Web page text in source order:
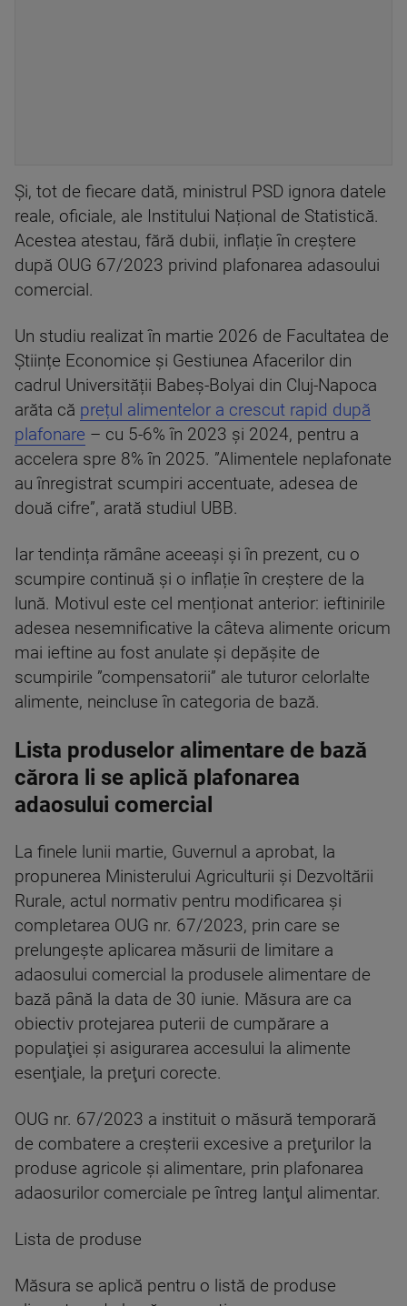
Și, tot de fiecare dată, ministrul PSD ignora datele
reale, oficiale, ale Institului Național de Statistică.
Acestea atestau, fără dubii, inflație în creștere
după OUG 67/2023 privind plafonarea adasoului
comercial.
Un studiu realizat în martie 2026 de Facultatea de
Științe Economice și Gestiunea Afacerilor din
cadrul Universității Babeș-Bolyai din Cluj-Napoca
arăta că prețul alimentelor a crescut rapid după
plafonare – cu 5-6% în 2023 și 2024, pentru a
accelera spre 8% în 2025. ”Alimentele neplafonate
au înregistrat scumpiri accentuate, adesea de
două cifre”, arată studiul UBB.
Iar tendința rămâne aceeași și în prezent, cu o
scumpire continuă și o inflație în creștere de la
lună. Motivul este cel menționat anterior: ieftinirile
adesea nesemnificative la câteva alimente oricum
mai ieftine au fost anulate și depășite de
scumpirile ”compensatorii” ale tuturor celorlalte
alimente, neincluse în categoria de bază.
Lista produselor alimentare de bază
cărora li se aplică plafonarea
adaosului comercial
La finele lunii martie, Guvernul a aprobat, la
propunerea Ministerului Agriculturii şi Dezvoltării
Rurale, actul normativ pentru modificarea şi
completarea OUG nr. 67/2023, prin care se
prelungeşte aplicarea măsurii de limitare a
adaosului comercial la produsele alimentare de
bază până la data de 30 iunie. Măsura are ca
obiectiv protejarea puterii de cumpărare a
populaţiei şi asigurarea accesului la alimente
esenţiale, la preţuri corecte.
OUG nr. 67/2023 a instituit o măsură temporară
de combatere a creşterii excesive a preţurilor la
produse agricole şi alimentare, prin plafonarea
adaosurilor comerciale pe întreg lanţul alimentar.
Lista de produse
Măsura se aplică pentru o listă de produse